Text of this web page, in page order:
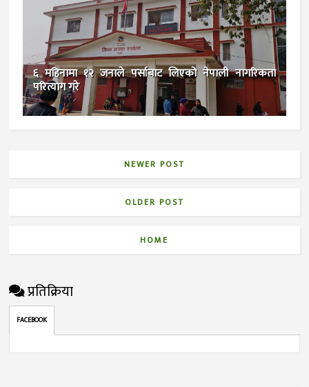
६ महिनामा १२ जनाले पर्साबाट लिएको नेपाली नागरिकता
परित्याग गरे
NEWER POST
OLDER POST
HOME
प्रतिक्रिया
FACEBOOK